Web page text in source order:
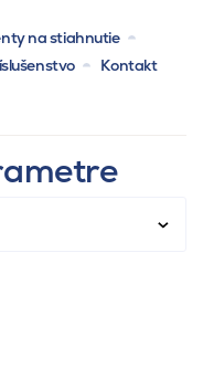
na stiahnutie
Kontakt